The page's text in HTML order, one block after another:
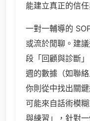
能建立真正的信
一對一輔導的
或流於閒聊。建
段「回顧與診斷
週的數據（如聯
你則從中找出關
可能來自話術模
與練習」，針對